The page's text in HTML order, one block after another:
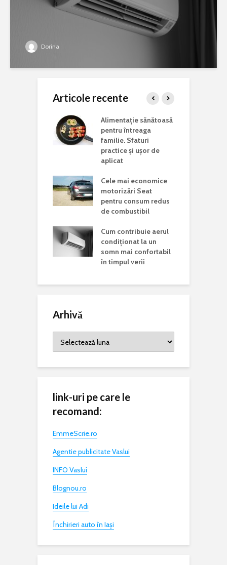
Dorina
Articole recente
Alimentație sănătoasă
pentru întreaga
familie. Sfaturi
practice și ușor de
aplicat
Cele mai economice
motorizări Seat
pentru consum redus
de combustibil
Cum contribuie aerul
condiționat la un
somn mai confortabil
în timpul verii
Arhivă
link-uri pe care le
recomand:
EmmeScrie.ro
Agentie publicitate Vaslui
INFO Vaslui
Blognou.ro
Ideile lui Adi
Închirieri auto în Iași